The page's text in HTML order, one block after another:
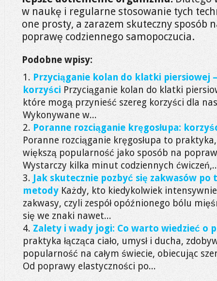
w naukę i regularne stosowanie tych
one prosty, a zarazem skuteczny sposób
poprawę codziennego samopoczucia.
Podobne wpisy:
Przyciąganie kolan do klatki piersiowej
korzyści Przyciąganie kolan do klatki
które mogą przynieść szereg korzyści dla
Wykonywane w...
Poranne rozciąganie kręgosłupa:
Poranne rozciąganie kręgosłupa to
większą popularność jako sposób na
Wystarczy kilka minut codziennych
Jak skutecznie pozbyć się zakwasów po
metody Każdy, kto kiedykolwiek
zakwasy, czyli zespół opóźnionego bólu
się we znaki nawet...
Zalety i wady jogi: Co warto wiedzieć o
praktyka łącząca ciało, umysł i ducha,
popularność na całym świecie, obiecując
Od poprawy elastyczności po...